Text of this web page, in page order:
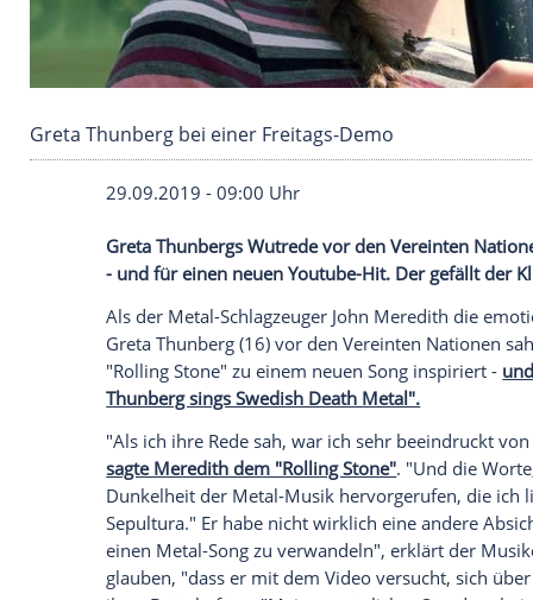
Greta Thunberg bei einer Freitags-Demo
29.09.2019 - 09:00 Uhr
Greta Thunbergs Wutredevor den
- und für einen neuen Youtube-Hit. Der
Als der Metal-SchlagzeugerJohn